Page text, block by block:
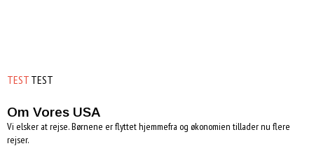
TEST TEST
Om Vores USA
Vi elsker at rejse. Børnene er flyttet hjemmefra og økonomien tillader nu flere
rejser.